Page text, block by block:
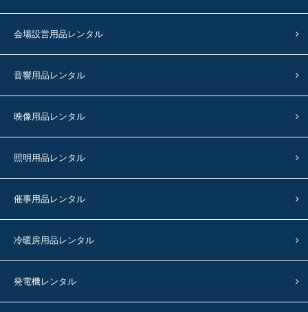
会場設営用品レンタル
音響用品レンタル
映像用品レンタル
照明用品レンタル
催事用品レンタル
冷暖房用品レンタル
発電機レンタル